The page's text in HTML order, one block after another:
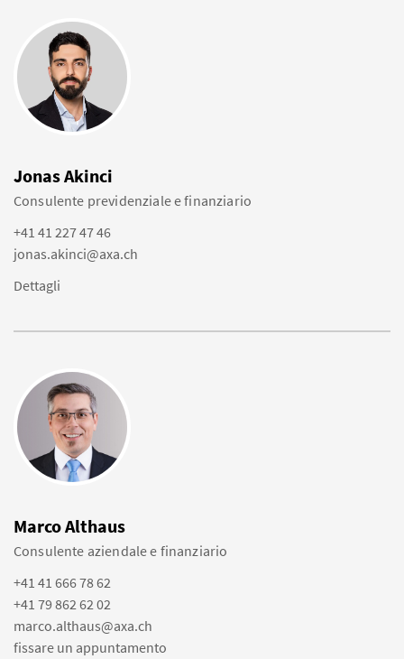
Jonas Akinci
Consulente previdenziale e finanziario
+41 41 227 47 46
jonas.akinci@axa.ch
Dettagli
Marco Althaus
Consulente aziendale e finanziario
+41 41 666 78 62
+41 79 862 62 02
marco.althaus@axa.ch
fissare un appuntamento